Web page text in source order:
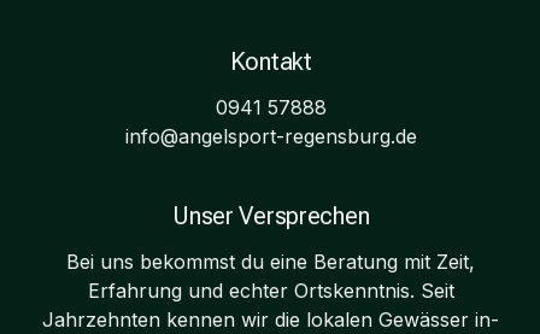
Kontakt
0941 57888
info@angelsport-regensburg.de
Unser Versprechen
Bei uns bekommst du eine Beratung mit Zeit,
Erfahrung und echter Ortskenntnis. Seit
Jahrzehnten kennen wir die lokalen Gewässer in-